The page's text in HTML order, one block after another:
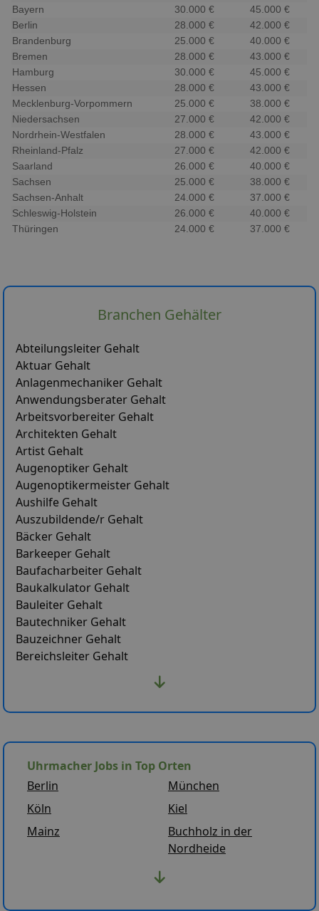
Bayern
30.000 €
45.000 €
Berlin
28.000 €
42.000 €
Brandenburg
25.000 €
40.000 €
Bremen
28.000 €
43.000 €
Hamburg
30.000 €
45.000 €
Hessen
28.000 €
43.000 €
Mecklenburg-Vorpommern
25.000 €
38.000 €
Niedersachsen
27.000 €
42.000 €
Nordrhein-Westfalen
28.000 €
43.000 €
Rheinland-Pfalz
27.000 €
42.000 €
Saarland
26.000 €
40.000 €
Sachsen
25.000 €
38.000 €
Sachsen-Anhalt
24.000 €
37.000 €
Schleswig-Holstein
26.000 €
40.000 €
Thüringen
24.000 € 37.000 €
Branchen Gehälter
Abteilungsleiter Gehalt
Aktuar Gehalt
Anlagenmechaniker Gehalt
Anwendungsberater Gehalt
Arbeitsvorbereiter Gehalt
Architekten Gehalt
Artist Gehalt
Augenoptiker Gehalt
Augenoptikermeister Gehalt
Aushilfe Gehalt
Auszubildende/r Gehalt
Bäcker Gehalt
Barkeeper Gehalt
Baufacharbeiter Gehalt
Baukalkulator Gehalt
Bauleiter Gehalt
Bautechniker Gehalt
Bauzeichner Gehalt
Bereichsleiter Gehalt
Uhrmacher Jobs in Top Orten
Berlin
München
Köln
Kiel
Mainz
Buchholz in der
Nordheide